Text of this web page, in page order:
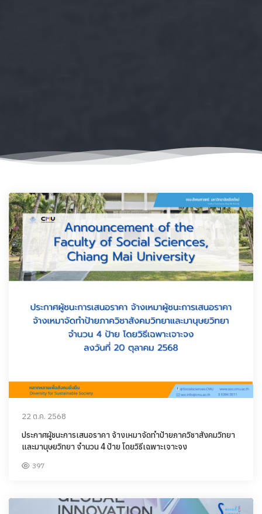
22 ต.ค. 2568
ประกาศผู้ชนะการเสนอราคา จ้างเหมาจัดทำป้ายภาควิชาสังคมวิทยา
และมานุษยวิทยา จำนวน 4 ป้าย โดยวิธีเฉพาะเจาะจง
397